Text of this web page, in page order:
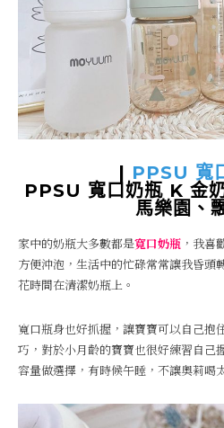
| PPSU 寬
PPSU 寬口奶瓶 K 金
馬樂園、
家中的奶瓶大多數都是寬口奶瓶 ，我喜
方便沖泡，生活中的忙碌常常讓我昏頭
花時間在清潔奶瓶上。
寬口瓶身也好抓握，讓寶寶可以自己抱
巧，對於小月齡的寶寶也很好練習自己
容量做選擇，有時候午睡，不讓奧莉喝